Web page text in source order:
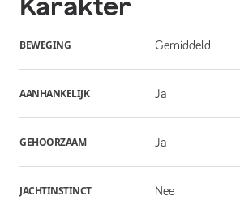
BEWEGING Gemiddeld
AANHANKELIJK Ja
GEHOORZAAM Ja
JACHTINSTINCT Nee